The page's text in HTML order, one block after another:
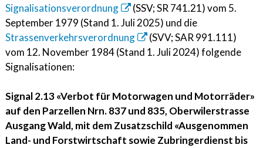
Signalisationsverordnung
(SSV; SR 741.21) vom 5.
September 1979 (Stand 1. Juli 2025) und die
Strassenverkehrsverordnung
(SVV; SAR 991.111)
vom 12. November 1984 (Stand 1. Juli 2024) folgende
Signalisationen:
Signal 2.13 «Verbot für Motorwagen und Motorräder»
auf den Parzellen Nrn. 837 und 835, Oberwilerstrasse
Ausgang Wald, mit dem Zusatzschild «Ausgenommen
Land- und Forstwirtschaft sowie Zubringerdienst bis